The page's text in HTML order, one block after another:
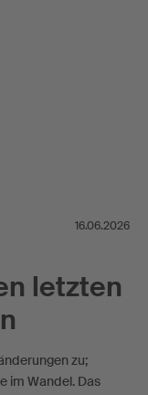
16.06.2026
letzten
zu;
im Wandel. Das